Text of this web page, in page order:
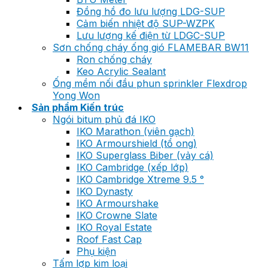
Đồng hồ đo lưu lượng LDG-SUP
Cảm biến nhiệt độ SUP-WZPK
Lưu lượng kế điện từ LDGC-SUP
Sơn chống cháy ống gió FLAMEBAR BW11
Ron chống cháy
Keo Acrylic Sealant
Ống mềm nối đầu phun sprinkler Flexdrop
Yong Won
Sản phẩm Kiến trúc
Ngói bitum phủ đá IKO
IKO Marathon (viên gạch)
IKO Armourshield (tổ ong)
IKO Superglass Biber (vảy cá)
IKO Cambridge (xếp lớp)
IKO Cambridge Xtreme 9.5 °
IKO Dynasty
IKO Armourshake
IKO Crowne Slate
IKO Royal Estate
Roof Fast Cap
Phụ kiện
Tấm lợp kim loại